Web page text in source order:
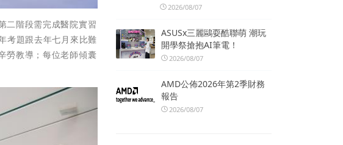
二階段需完成醫院實習
考題跟去年七月來比難
勞教導；每位老師傾囊
2026/08/07
ASUSx三麗鷗耍酷聯萌 潮玩
開學祭搶抱AI筆電！
2026/08/07
AMD公佈2026年第2季財務
報告
2026/08/07